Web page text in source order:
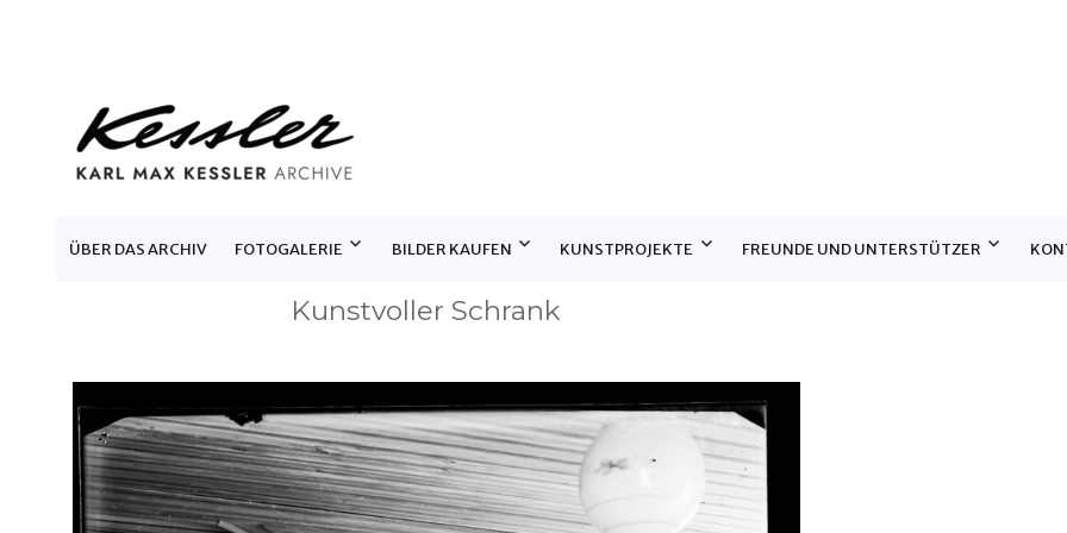
KARL MAX KESSLER ARCHIVE
ÜBER DAS ARCHIV FOTOGALERIE BILDER KAUFEN KUNSTPROJEKTE FREUNDE UND UNTERSTÜTZER
Kunstvoller Schrank